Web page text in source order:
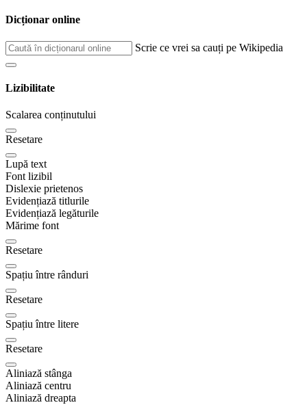
Dicționar online
Scrie ce vrei sa cauți pe Wikipedia
Lizibilitate
Scalarea conținutului
Resetare
Lupă text
Font lizibil
Dislexie prietenos
Evidențiază titlurile
Evidențiază legăturile
Mărime font
Resetare
Spațiu între rânduri
Resetare
Spațiu între litere
Resetare
Aliniază stânga
Aliniază centru
Aliniază dreapta